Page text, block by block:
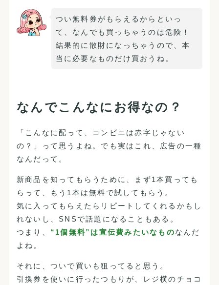
つい無料券がもらえるからといっ
て、なんでも買っちゃうのは危険！
結果的に散財になっちゃうので、本
当に必要なものだけ買おうね。
なんでこんなにお得なの？
「こんなに配って、コンビニは赤字じゃない
の？」って思うよね。でも実はこれ、広告の一種
なんだって。
新商品を知ってもらうために、まず1本買っても
らって、もう1本は無料で試してもらう。
気に入ってもらえたらリピートしてくれるかもし
れないし、SNSで話題になることもある。
つまり、 “1個無料”は宣伝費みたいなものなんだ
よね。
それに、ついで買いも狙ってると思う。
引換券を使いに行ったつもりが、レジ横のチョコ